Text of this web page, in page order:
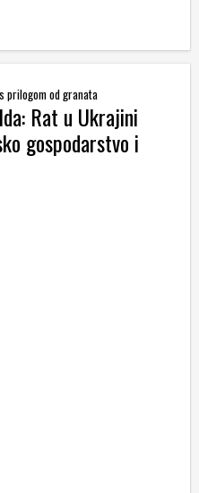
prilogom od granata
Rat u Ukrajini
gospodarstvo i